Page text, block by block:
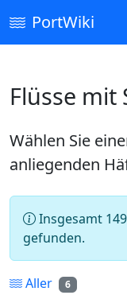
PortWiki
Flüsse
Wählen Sie
anliegenden
Insgesamt
gefunden.
Aller 6